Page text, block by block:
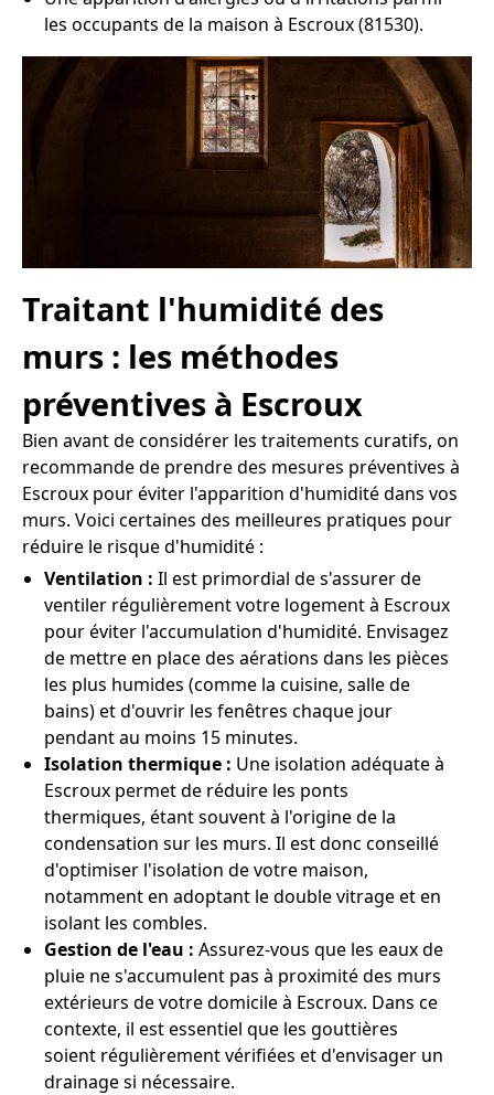
les occupants de la maison à Escroux (81530).
Traitant l'humidité des
murs : les méthodes
préventives à Escroux
Bien avant de considérer les traitements curatifs, on
recommande de prendre des mesures préventives à
Escroux pour éviter l'apparition d'humidité dans vos
murs. Voici certaines des meilleures pratiques pour
réduire le risque d'humidité :
Ventilation : Il est primordial de s'assurer de
ventiler régulièrement votre logement à Escroux
pour éviter l'accumulation d'humidité. Envisagez
de mettre en place des aérations dans les pièces
les plus humides (comme la cuisine, salle de
bains) et d'ouvrir les fenêtres chaque jour
pendant au moins 15 minutes.
Isolation thermique : Une isolation adéquate à
Escroux permet de réduire les ponts
thermiques, étant souvent à l'origine de la
condensation sur les murs. Il est donc conseillé
d'optimiser l'isolation de votre maison,
notamment en adoptant le double vitrage et en
isolant les combles.
Gestion de l'eau : Assurez-vous que les eaux de
pluie ne s'accumulent pas à proximité des murs
extérieurs de votre domicile à Escroux. Dans ce
contexte, il est essentiel que les gouttières
soient régulièrement vérifiées et d'envisager un
drainage si nécessaire.